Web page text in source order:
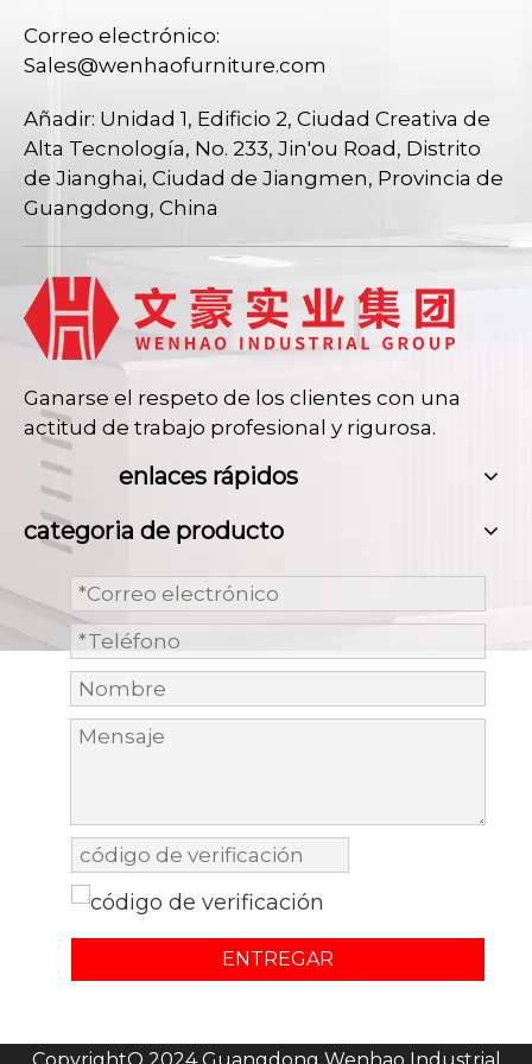
Correo electrónico:
Sales@wenhaofurniture.com
Añadir: Unidad 1, Edificio 2, Ciudad Creativa de
Alta Tecnología, No. 233, Jin'ou Road, Distrito
de Jianghai, Ciudad de Jiangmen, Provincia de
Guangdong, China
Ganarse el respeto de los clientes con una
actitud de trabajo profesional y rigurosa.
enlaces rápidos
categoria de producto
ENTREGAR
CopyrightO 2024 Guangdong Wenhao Industrial